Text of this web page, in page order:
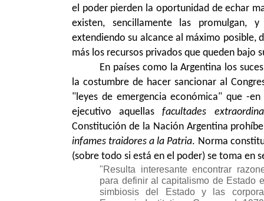
el poder pierden la oportunidad de echar
existen, sencillamente las
extendiendo su alcance al máximo posible,
más los recursos privados que queden bajo
En países como la Argentina los
la costumbre de hacer sancionar al
"leyes de emergencia económica" que -
ejecutivo aquellasfacultades
Constitución de la Nación Argentina
infames traidores a la Patria. Norma
(sobre todo si está en el poder) se toma en
"Resulta interesante encontrar
para definir al capitalismo de Estado
simbiosis del Estado y las